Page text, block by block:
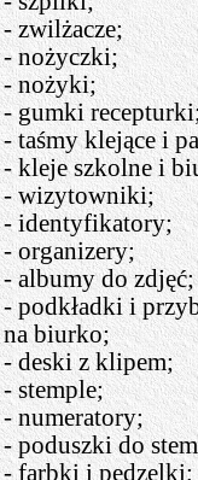
- zwilżacze;
- nożyczki;
- nożyki;
- gumki recepturki;
- taśmy klejące i
- kleje szkolne i
- wizytowniki;
- identyfikatory;
- organizery;
- albumy do zdjęć;
- podkładki i
na biurko;
- deski z klipem;
- stemple;
- numeratory;
- poduszki do
- farbki i pędzelki;